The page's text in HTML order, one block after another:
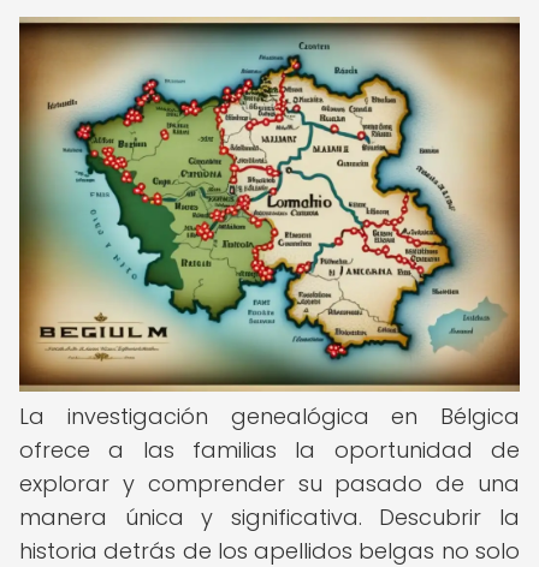
La investigación genealógica en Bélgica
ofrece a las familias la oportunidad de
explorar y comprender su pasado de una
manera única y significativa. Descubrir la
historia detrás de los apellidos belgas no solo